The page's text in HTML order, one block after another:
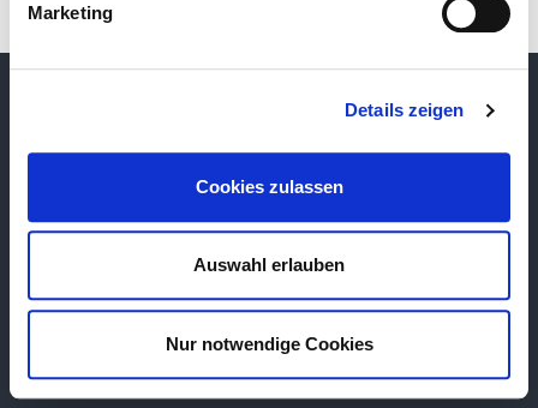
Marketing
Details zeigen
Cookies zulassen
Auswahl erlauben
Nur notwendige Cookies
Nutzungsbedingungen